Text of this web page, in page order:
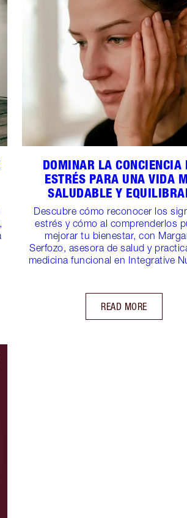
DOMINAR LA CONCIENCIA
ESTRÉS PARA UNA VIDA
SALUDABLE Y
Descubre cómo reconocer los
estrés y cómo al comprenderlos
mejorar tu bienestar, con
Serfozo, asesora de salud y
medicina funcional en Integrative
READ MORE